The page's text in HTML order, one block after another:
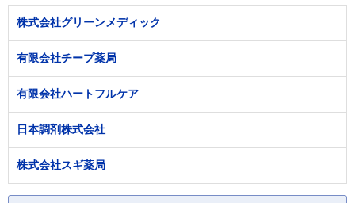
株式会社グリーンメディック
有限会社チープ薬局
有限会社ハートフルケア
日本調剤株式会社
株式会社スギ薬局